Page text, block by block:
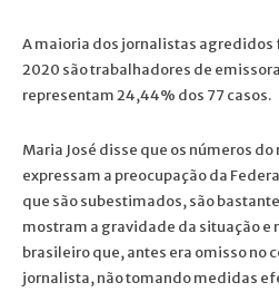
A maioria dos jornalistas agredidos
2020 são trabalhadores de
representam 24,44% dos 77 casos.
Maria José disse que os números
expressam a preocupação da
que são subestimados, são
mostram a gravidade da situação e
brasileiro que, antes era omisso no
jornalista, não tomando medidas